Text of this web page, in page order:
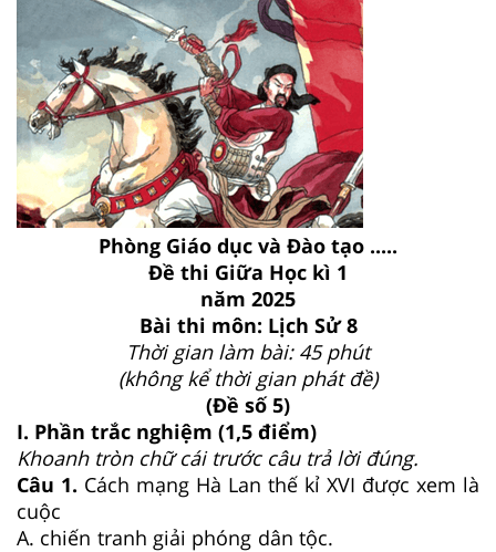
Phòng Giáo dục và Đào tạo .....
Đề thi Giữa Học kì 1
năm 2025
Bài thi môn: Lịch Sử 8
Thời gian làm bài: 45 phút
(không kể thời gian phát đề)
(Đề số 5)
I. Phần trắc nghiệm (1,5 điểm)
Khoanh tròn chữ cái trước câu trả lời đúng.
Câu 1. Cách mạng Hà Lan thế kỉ XVI được xem là
cuộc
A. chiến tranh giải phóng dân tộc.